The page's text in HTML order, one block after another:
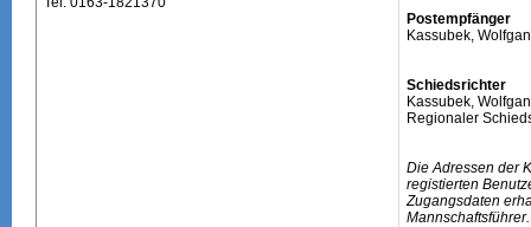
Postempfänger
Kassubek,
Schiedsrichter
Kassubek,
Regionaler
Die Adressen der
registierten
Zugangsdaten
Mannschaftsführer.